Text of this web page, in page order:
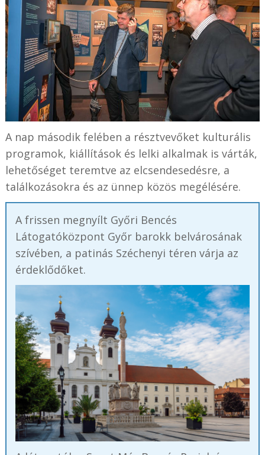
A nap második felében a résztvevőket kulturális
programok, kiállítások és lelki alkalmak is várták,
lehetőséget teremtve az elcsendesedésre, a
találkozásokra és az ünnep közös megélésére.
A frissen megnyílt Győri Bencés
Látogatóközpont Győr barokk belvárosának
szívében, a patinás Széchenyi téren várja az
érdeklődőket.